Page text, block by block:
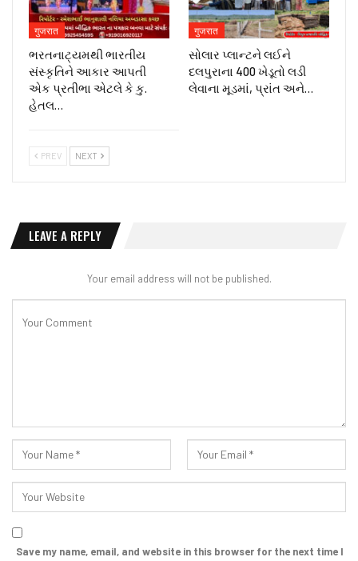
गुजरात
ભરતનાટ્યમથી ભારતીય
સંસ્કૃતિને આકાર આપતી
એક પ્રતીભા એટલે કે‌ કુ.
હેતલ…
गुजरात
સોલાર પ્લાન્ટને લઈને
દલપુરાના 400 ખેડૂતો લડી
લેવાના મૂડમાં, પ્રાંત અને…
PREV NEXT
LEAVE A REPLY
Your email address will not be published.
Save my name, email, and website in this browser for the next time I